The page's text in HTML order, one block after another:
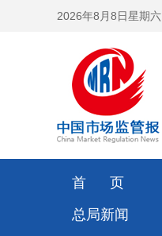
2026年8月8日星期六
首 页
总局新闻